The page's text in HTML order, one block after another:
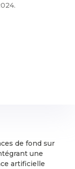
de fond sur
une
artificielle